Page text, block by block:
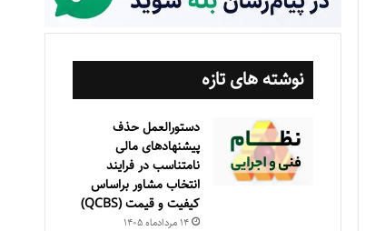
نوشته های تازه
دستورالعمل حذف
پيشنهادهای مالی
نامتناسب در فرايند
انتخاب مشاور براساس
كيفيت و قيمت (QCBS)
۱۴ مرداد‌ماه ۱۴۰۵